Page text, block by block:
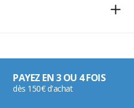
PAYEZ EN 3 OU 4 FOIS
dès 150€ d'achat